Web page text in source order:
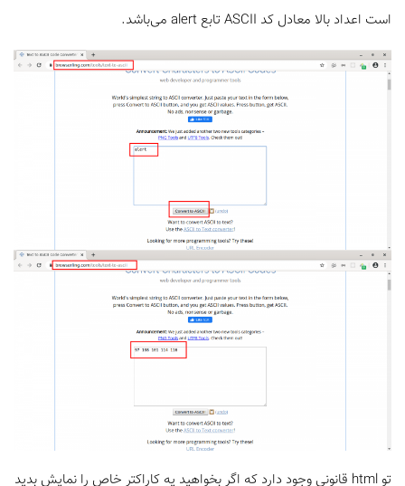
است اعداد بالا معادل کد ASCII تابع alert می‌باشد.
تو html قانونی وجود دارد که اگر بخواهید یه کاراکتر خاص را نمایش بدید